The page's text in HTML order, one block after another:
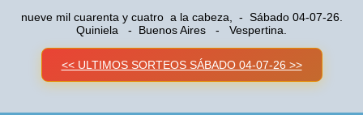
nueve mil cuarenta y cuatro a la cabeza, - Sábado 04-07-26.
Quiniela - Buenos Aires - Vespertina.
<< ULTIMOS SORTEOS SÁBADO 04-07-26 >>